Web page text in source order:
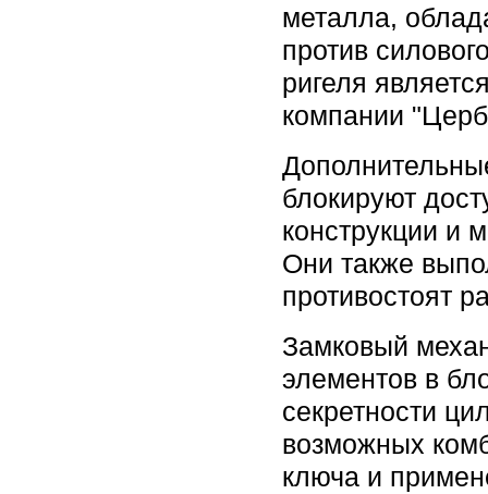
металла,
против
ригеля
компании
блокируют
конструкции и
Они также
противостоят
Замковый
элементов в
секретности
возможных
ключа и